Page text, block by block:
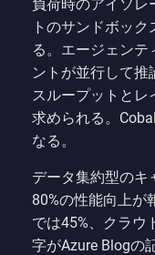
負荷時のアイソレ
トのサンドボッ
る。エージェンテ
ントが並行して推
スループットとレ
求められる。
なる。
データ集約型のキ
80%の性能向上が
では45%、クラウ
字がAzure Blogの